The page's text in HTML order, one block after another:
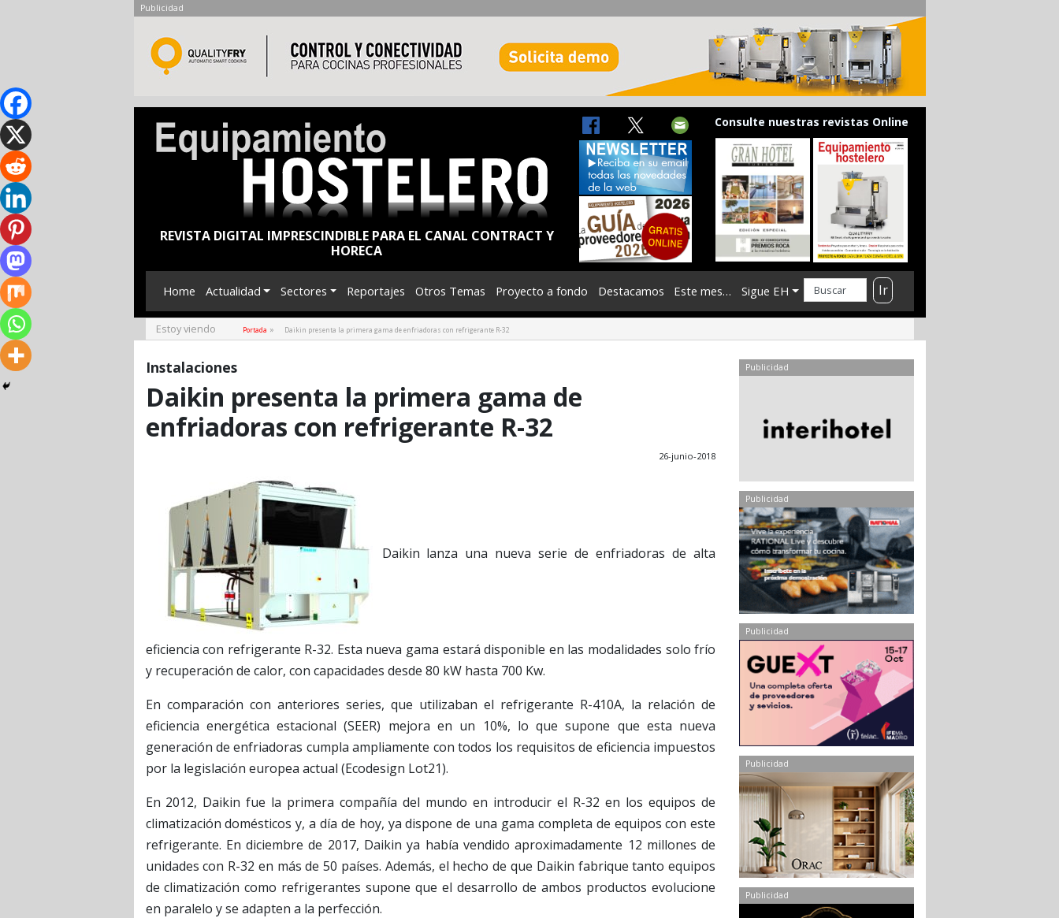
Publicidad
REVISTA DIGITAL IMPRESCINDIBLE PARA EL CANAL CONTRACT Y
HORECA
Consulte nuestras revistas Online
Home Actualidad Sectores Reportajes Otros Temas Proyecto a fondo Destacamos Este mes… Sigue EH Ir
Estoy viendo Portada » Daikin presenta la primera gama de enfriadoras con refrigerante R-32
Instalaciones
Daikin presenta la primera gama de
enfriadoras con refrigerante R-32
26-junio-2018
Daikin lanza una nueva serie de enfriadoras de alta
eficiencia con refrigerante R-32. Esta nueva gama estará disponible en las modalidades solo frío
y recuperación de calor, con capacidades desde 80 kW hasta 700 Kw.
En comparación con anteriores series, que utilizaban el refrigerante R-410A, la relación de
eficiencia energética estacional (SEER) mejora en un 10%, lo que supone que esta nueva
generación de enfriadoras cumpla ampliamente con todos los requisitos de eficiencia impuestos
por la legislación europea actual (Ecodesign Lot21).
En 2012, Daikin fue la primera compañía del mundo en introducir el R-32 en los equipos de
climatización domésticos y, a día de hoy, ya dispone de una gama completa de equipos con este
refrigerante. En diciembre de 2017, Daikin ya había vendido aproximadamente 12 millones de
unidades con R-32 en más de 50 países. Además, el hecho de que Daikin fabrique tanto equipos
de climatización como refrigerantes supone que el desarrollo de ambos productos evolucione
en paralelo y se adapten a la perfección.
Publicidad
Publicidad
Publicidad
Publicidad
Publicidad